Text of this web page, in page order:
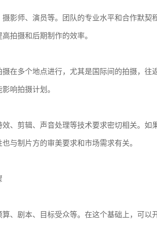
影师、演员等。团队的专业水平和合作默契
拍摄和后期制作的效率。
在多个地点进行，尤其是国际间的拍摄，往
响拍摄计划。
、剪辑、声音处理等技术要求密切相关。如
与制片方的审美要求和市场需求有关。
、剧本、目标受众等。在这个基础上，可以